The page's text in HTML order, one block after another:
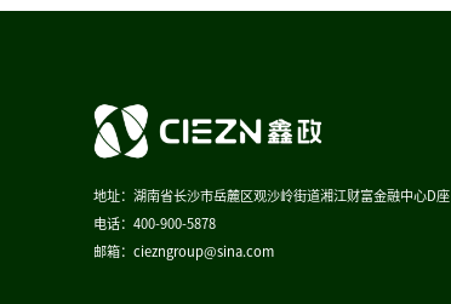
地址：湖南省长沙市岳麓区观沙岭街道湘江财富金融中心D座
电话：400-900-5878
邮箱：ciezngroup@sina.com